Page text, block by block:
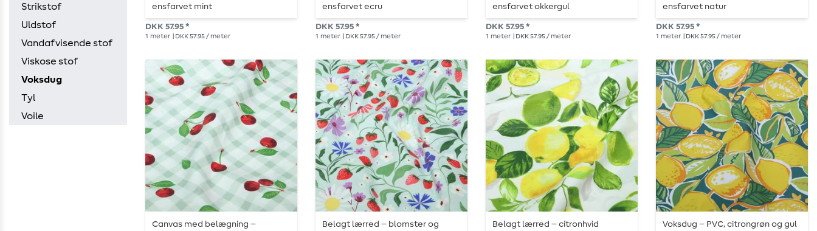
Strikstof
Uldstof
Vandafvisende stof
Viskose stof
Voksdug
Tyl
Voile
ensfarvet mint
DKK 57.95 *
1 meter | DKK 57.95 / meter
ensfarvet ecru
DKK 57.95 *
1 meter | DKK 57.95 / meter
ensfarvet okkergul
DKK 57.95 *
1 meter | DKK 57.95 / meter
ensfarvet natur
DKK 57.95 *
1 meter | DKK 57.95 / meter
Canvas med belægning –
Belagt lærred – blomster og
Belagt lærred – citronhvid Voksdug – PVC, citrongrøn og gul